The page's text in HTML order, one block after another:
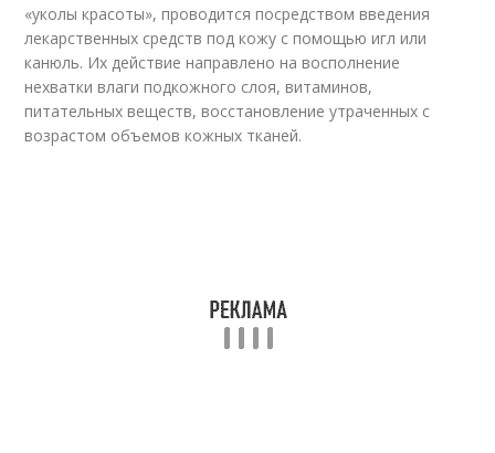
«уколы красоты», проводится посредством введения
лекарственных средств под кожу с помощью игл или
канюль. Их действие направлено на восполнение
нехватки влаги подкожного слоя, витаминов,
питательных веществ, восстановление утраченных с
возрастом объемов кожных тканей.